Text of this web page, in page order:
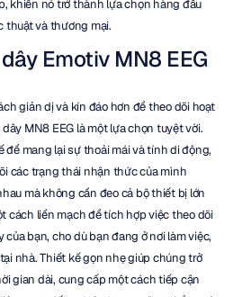
khiến nó trở thành lựa chọn hàng đầu
thuật và thương mại.
Emotiv MN8 EEG
giản dị và kín đáo hơn để theo dõi hoạt
MN8 EEG là một lựa chọn tuyệt vời.
mang lại sự thoải mái và tính di động,
các trạng thái nhận thức của mình
mà không cần đeo cả bộ thiết bị lớn
cách liền mạch để tích hợp việc theo dõi
của bạn, cho dù bạn đang ở nơi làm việc,
nhà. Thiết kế gọn nhẹ giúp chúng trở
gian dài, cung cấp một cách tiếp cận